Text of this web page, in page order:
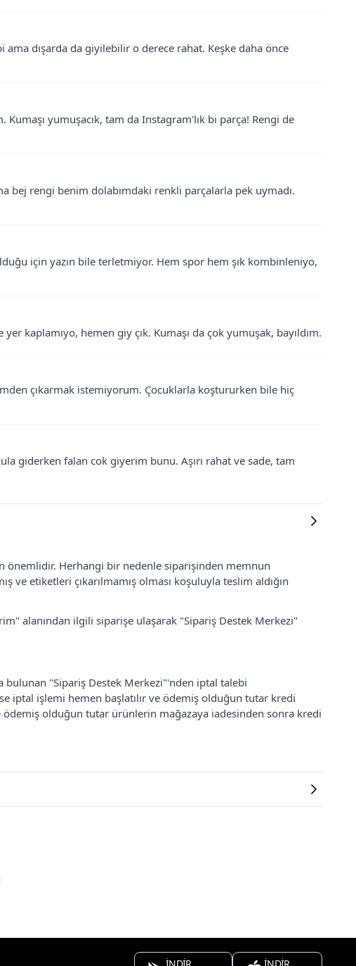
dışarda da giyilebilir o derece rahat. Keşke daha önce
Kumaşı yumuşacık, tam da Instagram'lık bi parça! Rengi de
bej rengi benim dolabımdaki renkli parçalarla pek uymadı.
için yazın bile terletmiyor. Hem spor hem şık kombinleniyo,
kaplamıyo, hemen giy çık. Kumaşı da çok yumuşak, bayıldım.
çıkarmak istemiyorum. Çocuklarla koştururken bile hiç
giderken falan cok giyerim bunu. Aşırı rahat ve sade, tam
Herhangi bir nedenle siparişinden memnun
ve etiketleri çıkarılmamış olması koşuluyla teslim aldığın
alanından ilgili siparişe ulaşarak "Sipariş Destek Merkezi"
bulunan "Sipariş Destek Merkezi"'nden iptal talebi
iptal işlemi hemen başlatılır ve ödemiş olduğun tutar kredi
ödemiş olduğun tutar ürünlerin mağazaya iadesinden sonra kredi